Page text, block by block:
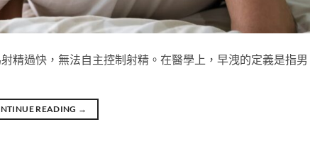
精過快，無法自主控制射精。在醫學上，早洩的定義是指男
READING →